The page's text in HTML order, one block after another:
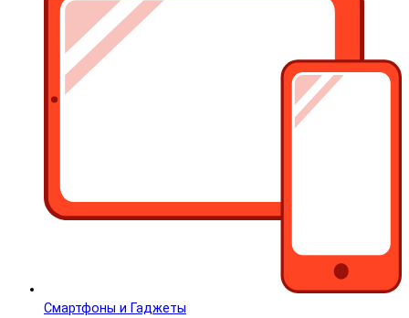
Смартфоны и Гаджеты